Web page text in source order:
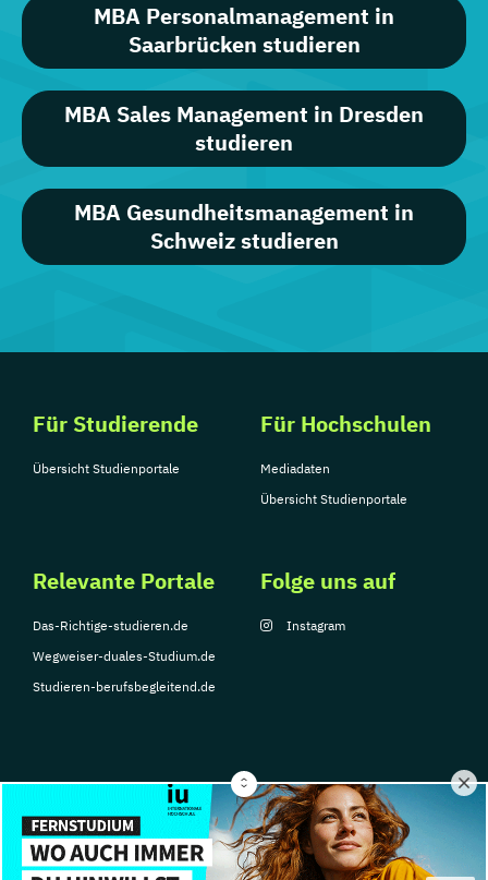
MBA Personalmanagement in
Saarbrücken studieren
MBA Sales Management in Dresden
studieren
MBA Gesundheitsmanagement in
Schweiz studieren
Für Studierende
Übersicht Studienportale
Für Hochschulen
Mediadaten
Übersicht Studienportale
Relevante Portale
Das-Richtige-studieren.de
Wegweiser-duales-Studium.de
Studieren-berufsbegleitend.de
Folge uns auf
Instagram
© Copyright 2026, TarGroup Media GmbH
Impressum
Datenschutzerklärung Nutzungsbedingungen